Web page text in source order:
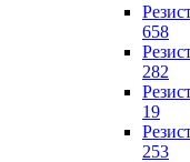
658
282
19
253